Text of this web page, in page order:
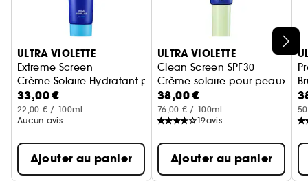
Ignorer le carrousel produits
ULTRA VIOLETTE
Extreme Screen
Crème Solaire Hydratant pour le corps et les mains SPF50+
33,00 €
22,00 € / 100ml
Aucun avis
Ajouter au panier
ULTRA VIOLETTE
Clean Screen SPF30
Crème solaire pour peaux
38,00 €
76,00 € / 100ml
19avis
Ajouter au panier